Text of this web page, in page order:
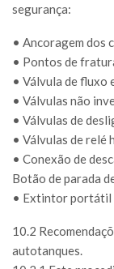
segurança:
• Ancoragem dos
• Pontos de
• Válvula de fluxo
• Válvulas não
• Válvulas de
• Válvulas de relé
• Conexão de
Botão de parada
• Extintor portátil
10.2
autotanques.